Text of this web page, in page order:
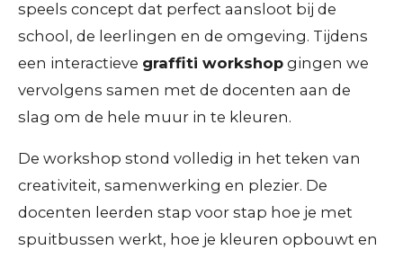
speels concept dat perfect aansloot bij de
school, de leerlingen en de omgeving. Tijdens
een interactieve graffiti workshop gingen we
vervolgens samen met de docenten aan de
slag om de hele muur in te kleuren.
De workshop stond volledig in het teken van
creativiteit, samenwerking en plezier. De
docenten leerden stap voor stap hoe je met
spuitbussen werkt, hoe je kleuren opbouwt en